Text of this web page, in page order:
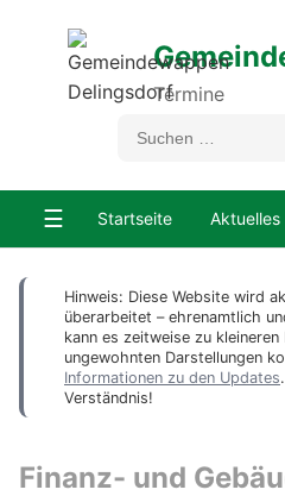
Termine
☰ Startseite Aktuelles
Hinweis: Diese Website wird
überarbeitet – ehrenamtlich
kann es zeitweise zu
ungewohnten Darstellungen
Informationen zu den Updates
Verständnis!
Finanz- und